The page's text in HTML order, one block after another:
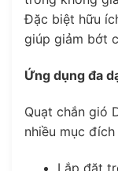
Đặc biệt hữu
giúp giảm bớt
Ứng dụng đa
Quạt chắn gió
nhiều mục
Lắp đặt